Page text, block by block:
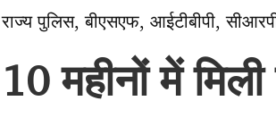
राज्य पुलिस, बीएसएफ, आईटीबीपी,
10 महीनों में